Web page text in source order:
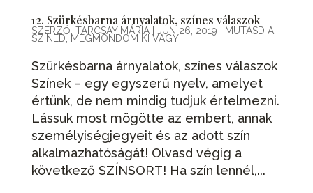
12. Szürkésbarna árnyalatok, színes válaszok
SZERZŐ: TARCSAY MÁRIA| JÚN 26, 2019 MUTASD A
SZÍNED, MEGMONDOM KI VAGY!
Szürkésbarna árnyalatok, színes válaszok
Színek – egy egyszerű nyelv, amelyet
értünk, de nem mindig tudjuk értelmezni.
Lássuk most mögötte az embert, annak
személyiségjegyeit és az adott szín
alkalmazhatóságát! Olvasd végig a
következő SZÍNSORT! Ha szín lennél,...